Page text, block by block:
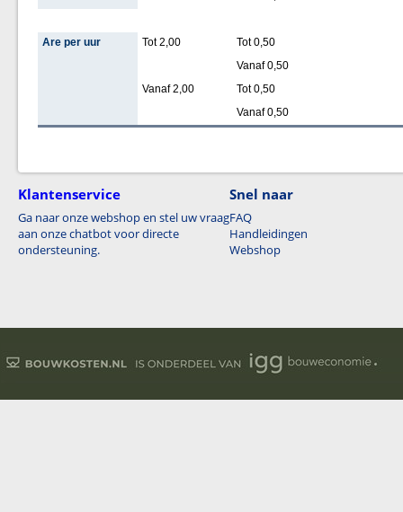
Are per uur Tot 2,00
Tot 0,50
Vanaf 0,50
Vanaf 2,00
Tot 0,50
Vanaf 0,50
Klantenservice
Ga naar onze webshop en stel uw vraag
aan onze chatbot voor directe
ondersteuning.
Snel naar
FAQ
Handleidingen
Webshop